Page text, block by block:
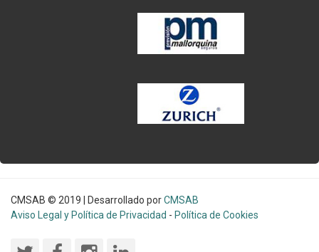
CMSAB © 2019 | Desarrollado porCMSAB
Aviso Legal y Política de Privacidad - Política de Cookies